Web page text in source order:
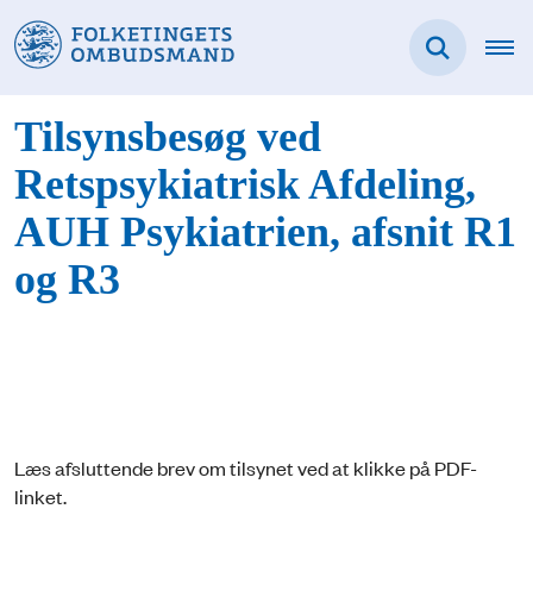
Tilsynsbesøg ved
Retspsykiatrisk Afdeling,
AUH Psykiatrien, afsnit R1
og R3
Læs afsluttende brev om tilsynet ved at klikke på PDF-
linket.